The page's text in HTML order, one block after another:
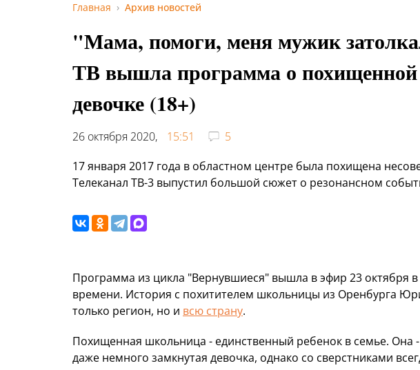
Главная Архив новостей
"Мама, помоги, меня мужик
ТВ вышла программа о похищенной
девочке (18+)
26 октября 2020, 15:51
5
17 января 2017 года в областном центре была похищена
Телеканал ТВ-3 выпустил большой сюжет о резонансном
Программа из цикла "Вернувшиеся" вышла в эфир 23 октября
времени. История с похитителем школьницы из Оренбурга
только регион, но и всю страну.
Похищенная школьница - единственный ребенок в семье. Она
даже немного замкнутая девочка, однако со сверстниками